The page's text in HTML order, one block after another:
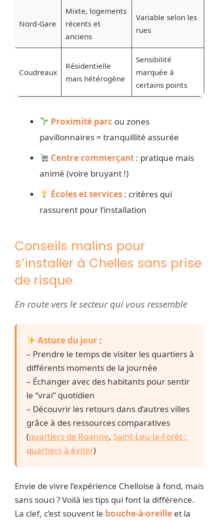
Nord-Gare
Mixte, logements
récents et
anciens
Variable selon les
rues
Coudreaux
Résidentielle
mais hétérogène
Sensibilité
marquée à
certains points
Proximité parc ou zones
pavillonnaires = tranquillité assurée
Centre commerçant : pratique mais
animé (voire bruyant !)
Écoles et services : critères qui
rassurent pour l’installation
Conseils malins pour
s’installer à Chelles sans prise
de risque
En route vers le secteur qui vous ressemble
Astuce du jour :
– Prendre le temps de visiter les quartiers à
différents moments de la journée
– Échanger avec des habitants pour sentir
le “vrai” quotidien
– Découvrir les retours dans d’autres villes
grâce à des ressources comparatives
(quartiers de Roanne, Saint-Leu-la-Forêt :
quartiers à éviter)
Envie de vivre l’expérience Chelloise à fond, mais
sans souci ? Voilà les tips qui font la différence.
La clef, c’est souvent le bouche-à-oreille et la